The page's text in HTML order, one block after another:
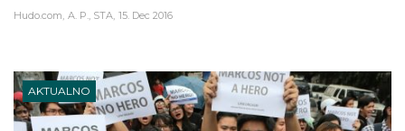
Hudo.com A. P., STA 15. Dec 2016
AKTUALNO